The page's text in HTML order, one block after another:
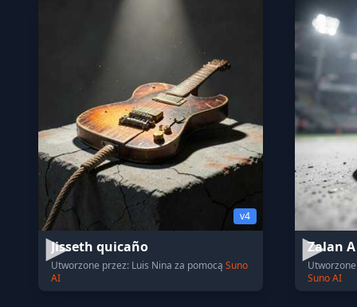
v4
Jisseth quicaño
Utworzone przez: Luis Nina za pomocą Suno
AI
Zalan
Suno AI